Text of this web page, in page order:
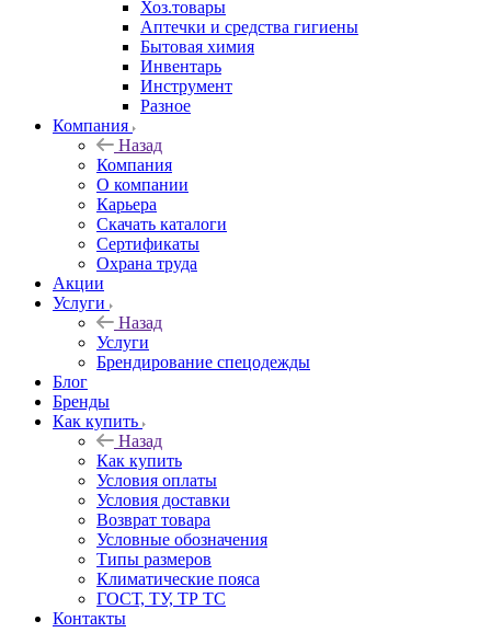
Хоз.товары
Аптечки и средства гигиены
Бытовая химия
Инвентарь
Инструмент
Разное
Компания
Назад
Компания
О компании
Карьера
Cкачать каталоги
Сертификаты
Охрана труда
Акции
Услуги
Назад
Услуги
Брендирование спецодежды
Блог
Бренды
Как купить
Назад
Как купить
Условия оплаты
Условия доставки
Возврат товара
Условные обозначения
Типы размеров
Климатические пояса
ГОСТ, ТУ, ТР ТС
Контакты